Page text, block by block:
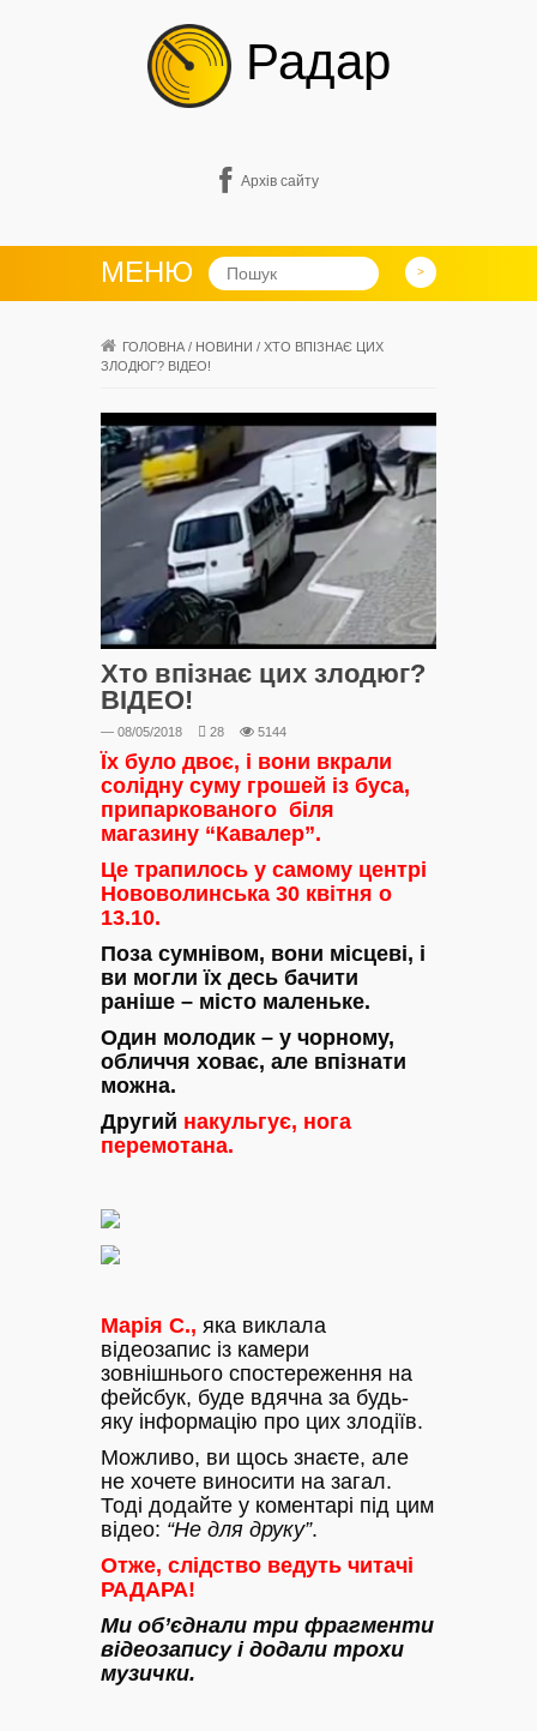
Радар
Архів сайту
МЕНЮ
ГОЛОВНА / НОВИНИ / ХТО ВПІЗНАЄ ЦИХ
ЗЛОДЮГ? ВІДЕО!
Хто впізнає цих злодюг?
ВІДЕО!
— 08/05/2018 28 5144
Їх було двоє, і вони вкрали
солідну суму грошей із буса,
припаркованого біля
магазину “Кавалер”.
Це трапилось у самому центрі
Нововолинська 30 квітня о
13.10.
Поза сумнівом, вони місцеві, і
ви могли їх десь бачити
раніше – місто маленьке.
Один молодик – у чорному,
обличчя ховає, але впізнати
можна.
Другий накульгує, нога
перемотана.
Марія С., яка виклала
відеозапис із камери
зовнішнього спостереження на
фейсбук, буде вдячна за будь-
яку інформацію про цих злодіїв.
Можливо, ви щось знаєте, але
не хочете виносити на загал.
Тоді додайте у коментарі під цим
відео: “Не для друку”.
Отже, слідство ведуть читачі
РАДАРА!
Ми об’єднали три фрагменти
відеозапису і додали трохи
музички.